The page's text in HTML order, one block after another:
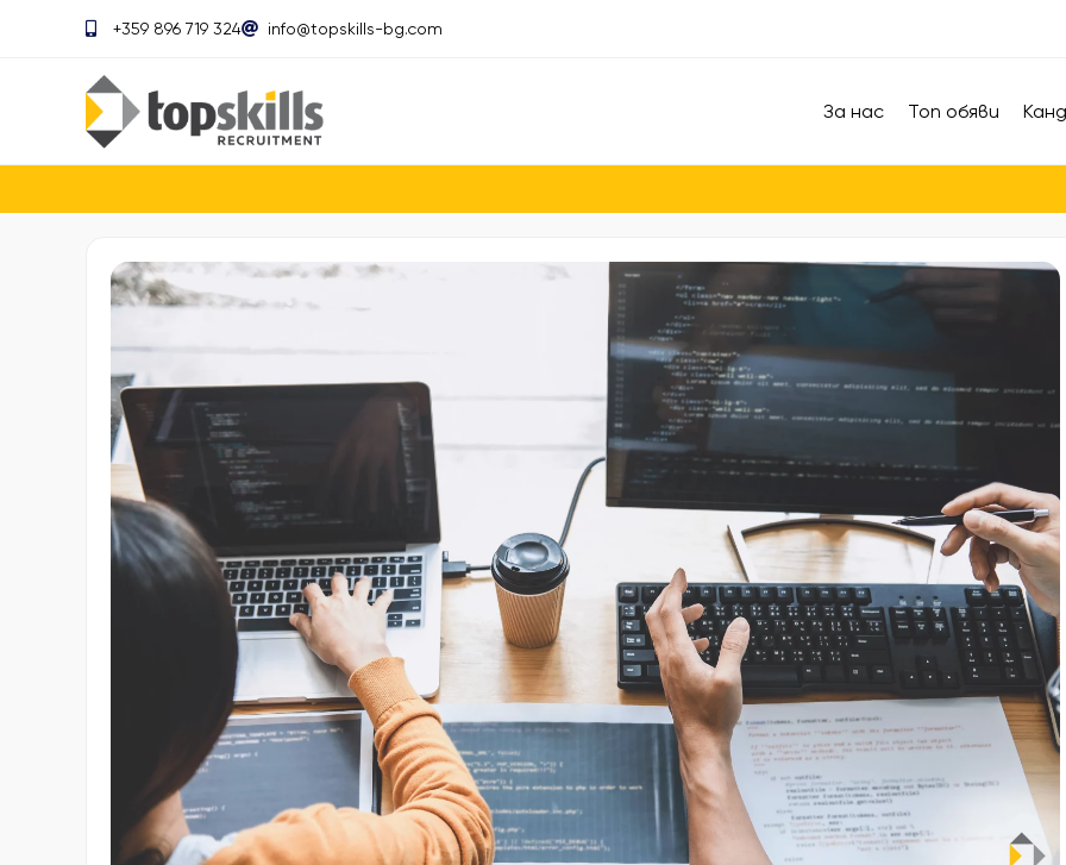
+359 896 719 324 info@topskills-bg.com
За нас Топ обяви